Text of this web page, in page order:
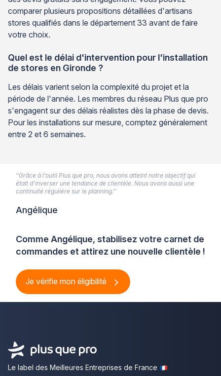
comparer plusieurs propositions détaillées d'artisans
stores qualifiés dans le département 33 avant de faire
votre choix.
Quel est le délai d'intervention pour l'installation
de stores en Gironde ?
Les délais varient selon la complexité du projet et la
période de l'année. Les membres du réseau Plus que pro
s'engagent sur des délais réalistes dès la phase de devis.
Pour les installations sur mesure, comptez généralement
entre 2 et 6 semaines.
Comme Angélique, stabilisez votre carnet de
commandes et attirez une nouvelle clientèle !
Je vérifie mon éligibilité
“Grâce à l’outil Plus que pro, nous avons atteint notre objectif qui
était d’inverser une tendance de clientèle. Nous avons aussi une
continuité régulière sur le planning.”
Angélique
Le label des Meilleures Entreprises de France